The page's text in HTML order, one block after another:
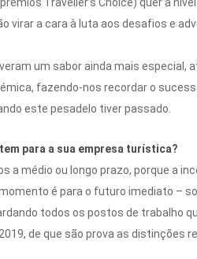
virar a cara à luta aos desafios e
um sabor ainda mais especial,
fazendo-nos recordar o
este pesadelo tiver passado.
para a sua empresa turística?
a médio ou longo prazo, porque a
é para o futuro imediato –
todos os postos de trabalho
de que são prova as distinções